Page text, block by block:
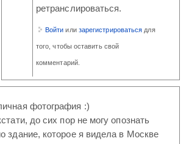
ретранслироваться.
Войти или зарегистрироваться для
того, чтобы оставить свой
комментарий.
фотография :)
до сих пор не могу опознать
здание, которое я видела в Москве